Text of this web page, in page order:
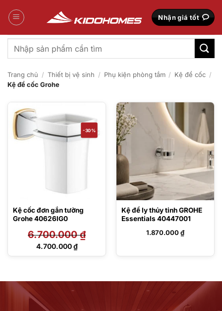
qua
Nhận giá tốt
Tìm
kiếm:
Trang chủ / Thiết bị vệ sinh / Phụ kiện phòng tắm / Kệ để cốc /
Kệ để cốc Grohe
-30%
Kệ cốc đơn gắn tường
Grohe 40626IG0
6.700.000₫
Giá
4.700.000₫
Giá
Kệ để ly thủy tinh GROHE
Essentials 40447001
1.870.000₫